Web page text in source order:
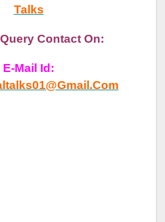
Talks
Contact On:
E-Mail Id: